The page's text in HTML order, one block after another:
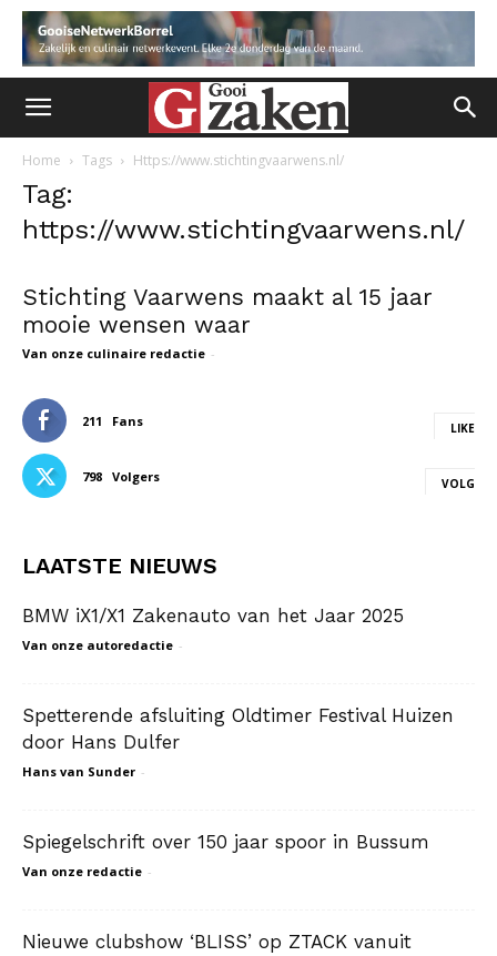
Home Tags Https://www.stichtingvaarwens.nl/
Tag:
https://www.stichtingvaarwens.nl/
Stichting Vaarwens maakt al 15 jaar
mooie wensen waar
Van onze culinaire redactie -
211 Fans LIKE
798 Volgers VOLG
LAATSTE NIEUWS
BMW iX1/X1 Zakenauto van het Jaar 2025
Van onze autoredactie -
Spetterende afsluiting Oldtimer Festival Huizen
door Hans Dulfer
Hans van Sunder -
Spiegelschrift over 150 jaar spoor in Bussum
Van onze redactie -
Nieuwe clubshow ‘BLISS’ op ZTACK vanuit